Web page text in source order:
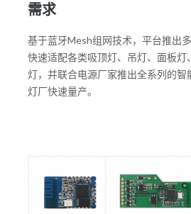
需求
基于蓝牙Mesh组网技术，平台推出
快速适配各类吸顶灯、吊灯、面板灯
灯，并联合电源厂家推出全系列的智
灯厂快速量产。